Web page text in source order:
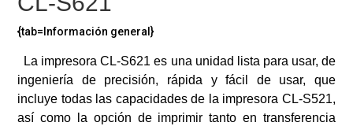
{tab=Información general}
La impresora CL-S621 es una unidad lista para usar, de
ingeniería de precisión, rápida y fácil de usar, que
incluye todas las capacidades de la impresora CL-S521,
así como la opción de imprimir tanto en transferencia